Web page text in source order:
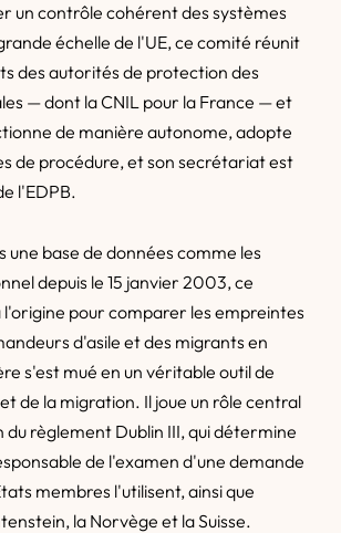
un contrôle cohérent des systèmes
échelle de l'UE, ce comité réunit
des autorités de protection des
— dont la CNIL pour la France — et
de manière autonome, adopte
de procédure, et son secrétariat est
l'EDPB.
une base de données comme les
depuis le 15 janvier 2003, ce
l'origine pour comparer les empreintes
d'asile et des migrants en
s'est mué en un véritable outil de
de la migration. Il joue un rôle central
du règlement Dublin III, qui détermine
de l'examen d'une demande
membres l'utilisent, ainsi que
la Norvège et la Suisse.